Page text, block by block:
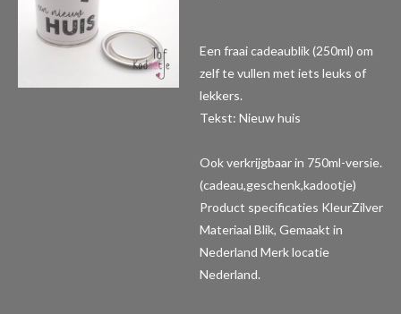
Een fraai cadeaublik (250ml) om
zelf te vullen met iets leuks of
lekkers.
Tekst: Nieuw huis
Ook verkrijgbaar in 750ml-versie.
(cadeau,geschenk,kadootje)
Product specificaties KleurZilver
Materiaal Blik, Gemaakt in
Nederland Merk locatie
Nederland.